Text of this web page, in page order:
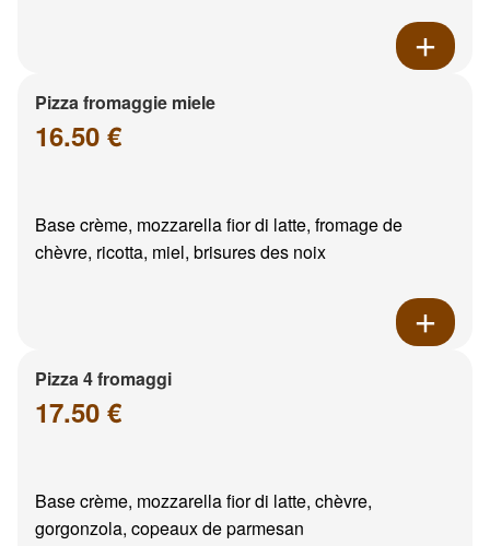
Pizza fromaggie miele
16.50 €
Base crème, mozzarella fior di latte, fromage de
chèvre, ricotta, miel, brisures des noix
Pizza 4 fromaggi
17.50 €
Base crème, mozzarella fior di latte, chèvre,
gorgonzola, copeaux de parmesan